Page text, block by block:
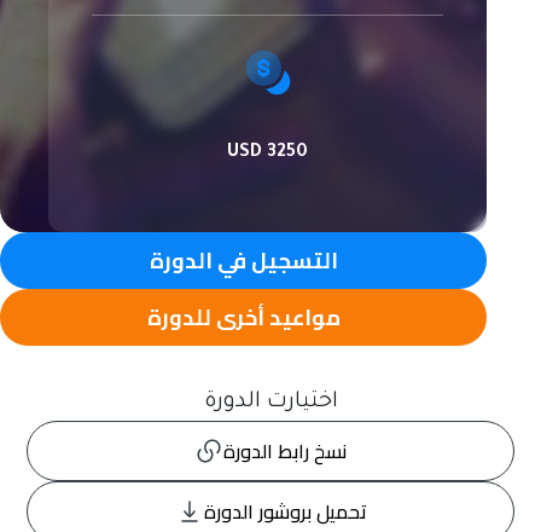
3250 USD
التسجيل في الدورة
مواعيد أخرى للدورة
اختيارت الدورة
نسخ رابط الدورة
تحميل بروشور الدورة